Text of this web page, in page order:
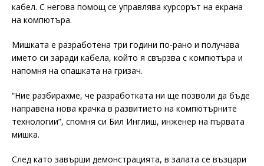
кабел. С негова помощ се управлява курсорът на екрана
на компютъра.
Мишката е разработена три години по-рано и получава
името си заради кабела, който я свързва с компютъра и
напомня на опашката на гризач.
“Ние разбирахме, че разработката ни ще позволи да бъде
направена нова крачка в развитието на компютърните
технологии”, спомня си Бил Инглиш, инженер на първата
мишка.
След като завърши демонстрацията, в залата се възцари